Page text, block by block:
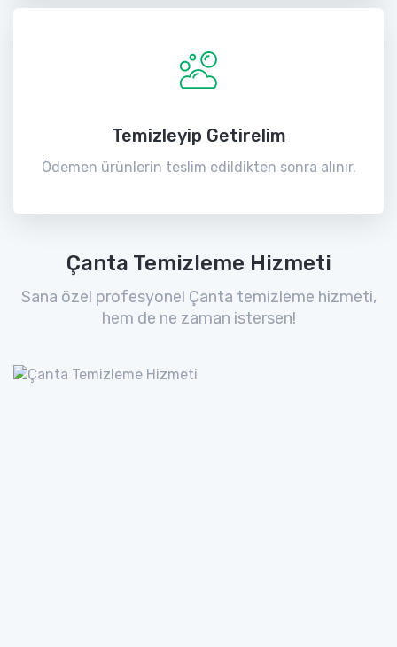
Temizleyip Getirelim
Ödemen ürünlerin teslim edildikten sonra alınır.
Çanta Temizleme Hizmeti
Sana özel profesyonel Çanta temizleme hizmeti,
hem de ne zaman istersen!